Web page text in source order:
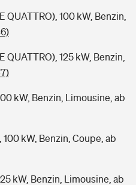
QUATTRO), 100 kW, Benzin,
QUATTRO), 125 kW, Benzin,
kW, Benzin, Limousine, ab
kW, Benzin, Coupe, ab
kW, Benzin, Limousine, ab